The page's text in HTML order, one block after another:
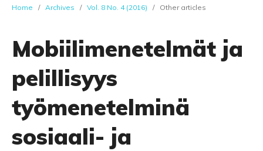
Home / Archives / Vol. 8 No. 4 (2016) / Other articles
Mobiilimenetelmät ja
pelillisyys
työmenetelminä
sosiaali- ja